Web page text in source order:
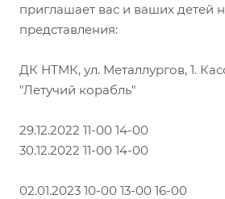
приглашает вас и ваших детей
представления:
ДК НТМК, ул. Металлургов, 1.
"Летучий корабль"
29.12.2022 11-00 14-00
30.12.2022 11-00 14-00
02.01.2023 10-00 13-00 16-00